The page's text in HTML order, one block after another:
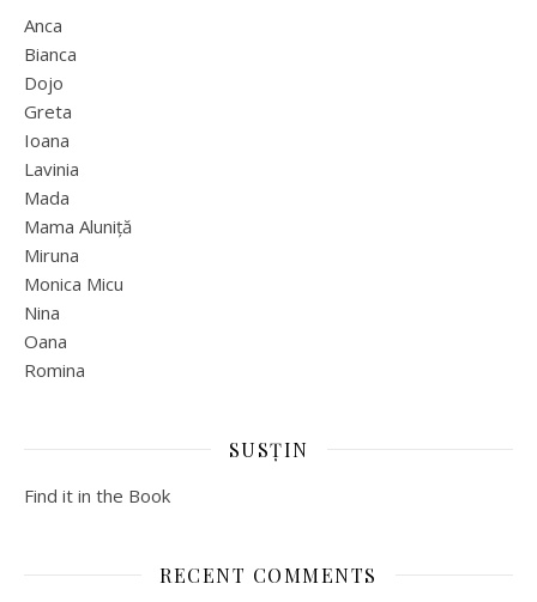
Anca
Bianca
Dojo
Greta
Ioana
Lavinia
Mada
Mama Aluniță
Miruna
Monica Micu
Nina
Oana
Romina
SUSȚIN
Find it in the Book
RECENT COMMENTS